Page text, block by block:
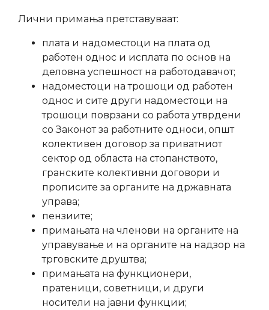
Лични примања претставуваат:
плата и надоместоци на плата од
работен однос и исплата по основ на
деловна успешност на работодавачот;
надоместоци на трошоци од работен
однос и сите други надоместоци на
трошоци поврзани со работа утврдени
со Законот за работните односи, општ
колективен договор за приватниот
сектор од областа на стопанството,
гранските колективни договори и
прописите за органите на државната
управа;
пензиите;
примањата на членови на органите на
управување и на органите на надзор на
трговските друштва;
примањата на функционери,
пратеници, советници, и други
носители на јавни функции;